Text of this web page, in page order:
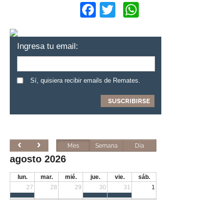
Facebook
Twitter
Ingresa tu email:
Sí, quisiera recibir emails de Remates.
Mes Semana Día
agosto 2026
lun. mar. mié. jue. vie.
sáb.
27
28 29 30 31 1